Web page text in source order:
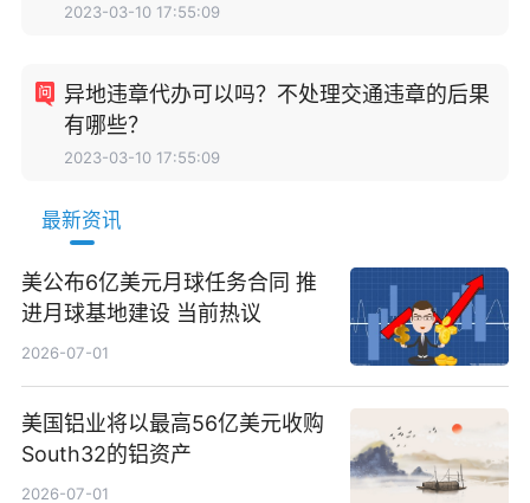
2023-03-10 17:55:09
异地违章代办可以吗？不处理交通违章的后果
有哪些？
2023-03-10 17:55:09
最新资讯
美公布6亿美元月球任务合同 推
进月球基地建设 当前热议
2026-07-01
美国铝业将以最高56亿美元收购
South32的铝资产
2026-07-01